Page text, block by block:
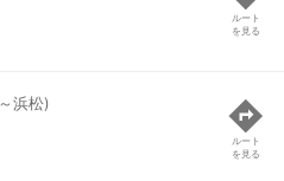
ルート
を見る
浜松)
ルート
を見る